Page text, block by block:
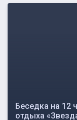
Беседка на 12
отдыха